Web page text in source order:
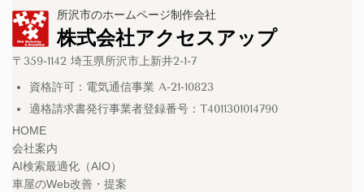
所沢市のホームページ制作会社
株式会社アクセスアップ
〒359-1142 埼玉県所沢市上新井2-1-7
資格許可：電気通信事業 A-21-10823
適格請求書発行事業者登録番号：T4011301014790
HOME
会社案内
AI検索最適化（AIO）
車屋のWeb改善・提案